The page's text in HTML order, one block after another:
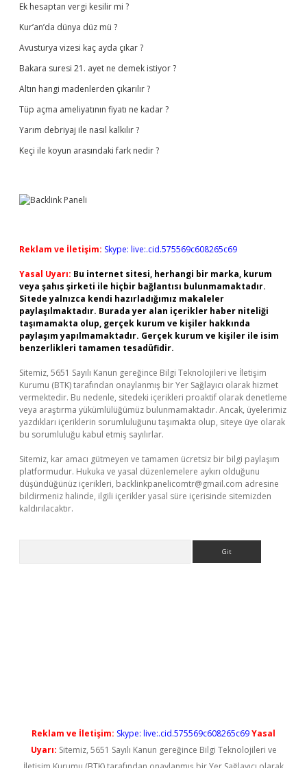
Ek hesaptan vergi kesilir mi ?
Kur’an’da dünya düz mü ?
Avusturya vizesi kaç ayda çıkar ?
Bakara suresi 21. ayet ne demek istiyor ?
Altın hangi madenlerden çıkarılır ?
Tüp açma ameliyatının fiyatı ne kadar ?
Yarım debriyaj ile nasıl kalkılır ?
Keçi ile koyun arasındaki fark nedir ?
Reklam ve İletişim: Skype: live:.cid.575569c608265c69
Yasal Uyarı: Bu internet sitesi, herhangi bir marka, kurum
veya şahıs şirketi ile hiçbir bağlantısı bulunmamaktadır.
Sitede yalnızca kendi hazırladığımız makaleler
paylaşılmaktadır. Burada yer alan içerikler haber niteliği
taşımamakta olup, gerçek kurum ve kişiler hakkında
paylaşım yapılmamaktadır. Gerçek kurum ve kişiler ile isim
benzerlikleri tamamen tesadüfidir.
Sitemiz, 5651 Sayılı Kanun gereğince Bilgi Teknolojileri ve İletişim
Kurumu (BTK) tarafından onaylanmış bir Yer Sağlayıcı olarak hizmet
vermektedir. Bu nedenle, sitedeki içerikleri proaktif olarak denetleme
veya araştırma yükümlülüğümüz bulunmamaktadır. Ancak, üyelerimiz
yazdıkları içeriklerin sorumluluğunu taşımakta olup, siteye üye olarak
bu sorumluluğu kabul etmiş sayılırlar.
Sitemiz, kar amacı gütmeyen ve tamamen ücretsiz bir bilgi paylaşım
platformudur. Hukuka ve yasal düzenlemelere aykırı olduğunu
düşündüğünüz içerikleri, backlinkpanelicomtr@gmail.com adresine
bildirmeniz halinde, ilgili içerikler yasal süre içerisinde sitemizden
kaldırılacaktır.
Reklam ve İletişim: Skype: live:.cid.575569c608265c69Yasal
Uyarı: Sitemiz, 5651 Sayılı Kanun gereğince Bilgi Teknolojileri ve